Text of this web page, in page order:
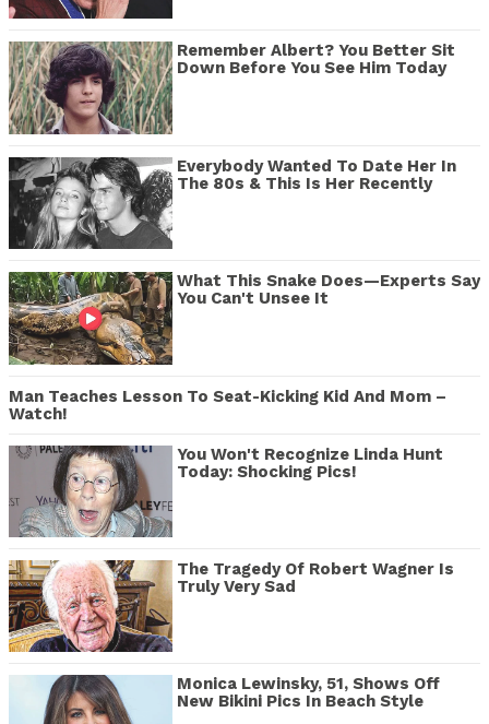
Remember Albert? You Better Sit
Down Before You See Him Today
Everybody Wanted To Date Her In
The 80s & This Is Her Recently
What This Snake Does—Experts Say
You Can't Unsee It
Man Teaches Lesson To Seat-Kicking Kid And Mom –
Watch!
You Won't Recognize Linda Hunt
Today: Shocking Pics!
The Tragedy Of Robert Wagner Is
Truly Very Sad
Monica Lewinsky, 51, Shows Off
New Bikini Pics In Beach Style